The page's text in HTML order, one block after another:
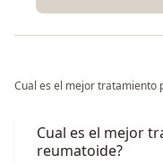
Cual es el mejor tratamiento
Cual es el mejor
reumatoide?